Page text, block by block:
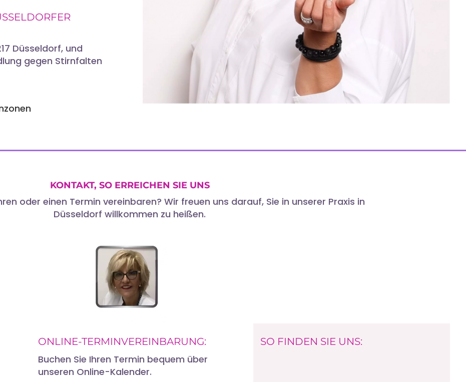
Düsseldorf, und
gegen Stirnfalten
KONTAKT, SO ERREICHEN SIE UNS
oder einen Termin vereinbaren? Wir freuen uns darauf, Sie in unserer Praxis in
Düsseldorf willkommen zu heißen.
ONLINE-TERMINVEREINBARUNG:
Buchen Sie Ihren Termin bequem über
unseren Online-Kalender.
SO FINDEN SIE UNS: